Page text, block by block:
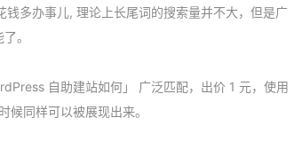
多办事儿, 理论上长尾词的搜索量并不大，但是广
。
自助建站如何」 广泛匹配，出价 1 元，使用
候同样可以被展现出来。